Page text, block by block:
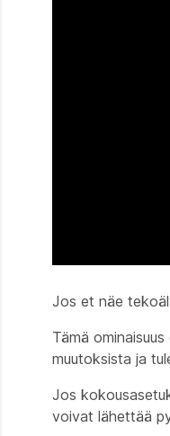
Jos et näe
Tämä
muutoksista ja
Jos
voivat lähettää